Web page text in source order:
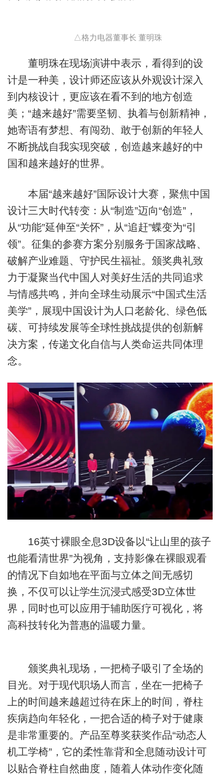
△格力电器董事长 董明珠
董明珠在现场演讲中表示，看得到的设
计是一种美，设计师还应该从外观设计深入
到内核设计，更应该在看不到的地方创造
美；“越来越好”需要坚韧、执着与创新精神，
她寄语有梦想、有闯劲、敢于创新的年轻人
不断挑战自我实现突破，创造越来越好的中
国和越来越好的世界。
本届“越来越好”国际设计大赛，聚焦中国
设计三大时代转变：从“制造”迈向“创造”，
从“功能”延伸至“关怀”，从“追赶”蝶变为“引
领”。征集的参赛方案分别服务于国家战略、
破解产业难题、守护民生福祉。颁奖典礼致
力于凝聚当代中国人对美好生活的共同追求
与情感共鸣，并向全球生动展示“中国式生活
美学”，展现中国设计为人口老龄化、绿色低
碳、可持续发展等全球性挑战提供的创新解
决方案，传递文化自信与人类命运共同体理
念。
16英寸裸眼全息3D设备以“让山里的孩子
也能看清世界”为视角，支持影像在裸眼观看
的情况下自如地在平面与立体之间无感切
换，不仅可以让学生沉浸式感受3D立体世
界，同时也可以应用于辅助医疗可视化，将
高科技转化为普惠的温暖力量。
颁奖典礼现场，一把椅子吸引了全场的
目光。对于现代职场人而言，坐在一把椅子
上的时间越来越超过待在床上的时间，脊柱
疾病趋向年轻化，一把合适的椅子对于健康
是非常重要的。产品至尊奖获奖作品“动态人
机工学椅”，它的柔性靠背和全息随动设计可
以贴合脊柱自然曲度，随着人体动作变化随